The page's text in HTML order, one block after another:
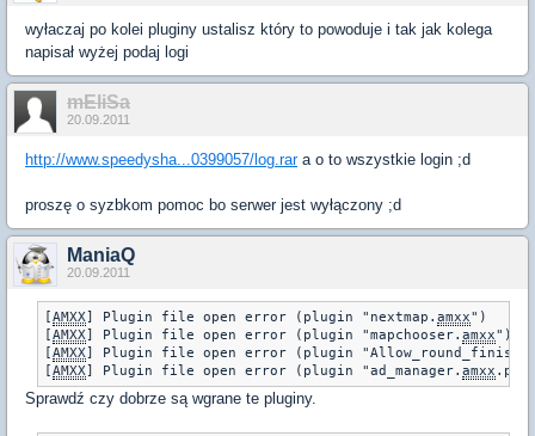
wyłaczaj po kolei pluginy ustalisz który to powoduje i tak jak kolega
napisał wyżej podaj logi
mEliSa
20.09.2011
http://www.speedysha...0399057/log.rara o to wszystkie login ;d
proszę o syzbkom pomoc bo serwer jest wyłączony ;d
ManiaQ
20.09.2011
[AMXX] Plugin file open error (plugin "nextmap. amxx")
[AMXX] Plugin file open error (plugin "mapchooser. amxx")
[AMXX] Plugin file open error (plugin
[AMXX] Plugin file open error (plugin "ad_manager. amxx
Sprawdź czy dobrze są wgrane te pluginy.